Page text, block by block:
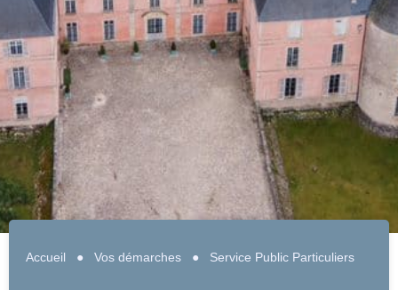
Accueil ● Vos démarches● Service Public Particuliers